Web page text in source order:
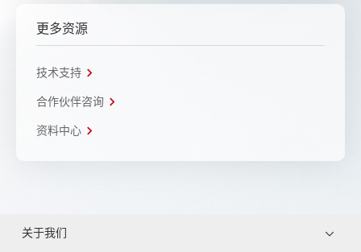
更多资源
技术支持
合作伙伴咨询
资料中心
关于我们